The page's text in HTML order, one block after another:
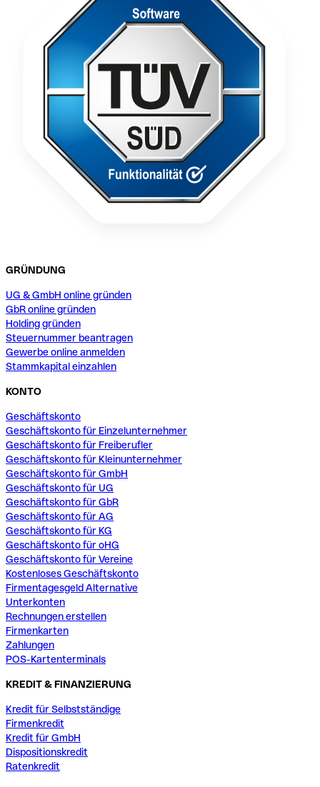
GRÜNDUNG
UG & GmbH online gründen
GbR online gründen
Holding gründen
Steuernummer beantragen
Gewerbe online anmelden
Stammkapital einzahlen
KONTO
Geschäftskonto
Geschäftskonto für Einzelunternehmer
Geschäftskonto für Freiberufler
Geschäftskonto für Kleinunternehmer
Geschäftskonto für GmbH
Geschäftskonto für UG
Geschäftskonto für GbR
Geschäftskonto für AG
Geschäftskonto für KG
Geschäftskonto für oHG
Geschäftskonto für Vereine
Kostenloses Geschäftskonto
Firmentagesgeld Alternative
Unterkonten
Rechnungen erstellen
Firmenkarten
Zahlungen
POS-Kartenterminals
KREDIT & FINANZIERUNG
Kredit für Selbstständige
Firmenkredit
Kredit für GmbH
Dispositionskredit
Ratenkredit